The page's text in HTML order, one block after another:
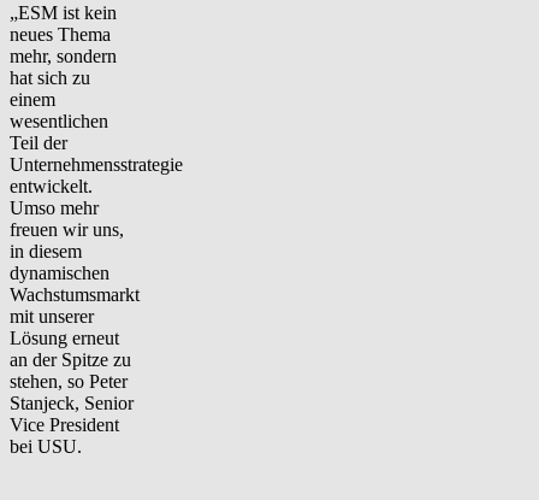
„ESM ist kein
neues Thema
mehr, sondern
hat sich zu
einem
wesentlichen
Teil der
Unternehmensstrategie
entwickelt.
Umso mehr
freuen wir uns,
in diesem
dynamischen
Wachstumsmarkt
mit unserer
Lösung erneut
an der Spitze zu
stehen, so Peter
Stanjeck, Senior
Vice President
bei USU.